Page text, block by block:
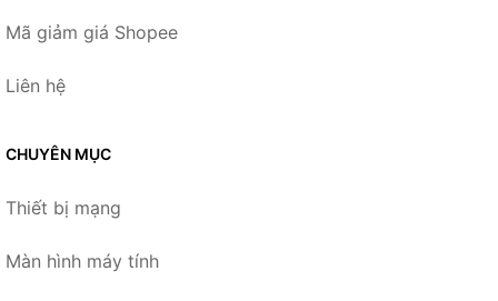
Mã giảm giá Shopee
Liên hệ
CHUYÊN MỤC
Thiết bị mạng
Màn hình máy tính